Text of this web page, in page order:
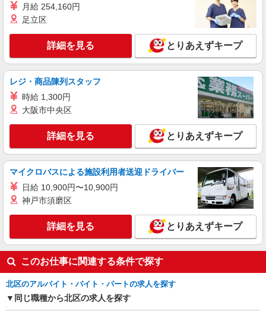
詳細を見る
パート 派遣社員
日研トータルソーシング株式会社 メディカルケア事業部/新宿オフィ
未経験・無資格OKの介護スタッフ
時給1,500円〜1,650円 ★週払いOK（規定あ
東京都北区 【最寄駅】王子駅前駅 ★勤務地は
3000ヶ所以上★ 自宅から通いやすいエリアなど、
お好きな勤務地をお選び下さい！！
キープ 詳細を見る
派遣社員
株式会社kotrio /●SW-H1-1943941
東十条駅▼綺麗なサ高住で生活ケア▼清掃やフ
ロアの巡回など
時給1650円〜2312円 ＜日払い有/週払い有/交
通費全支給(ガソリン代含む)＞
キープ
月給 254,160円
足立区
詳細を見る とりあえずキープ
レジ・商品陳列スタッフ
時給 1,300円
大阪市中央区
詳細を見る とりあえずキープ
マイクロバスによる施設利用者送迎ドライバー
日給 10,900円〜10,900円
神戸市須磨区
詳細を見る とりあえずキープ
このお仕事に関連する条件で探す
北区のアルバイト・バイト・パートの求人を探す
同じ職種から北区の求人を探す